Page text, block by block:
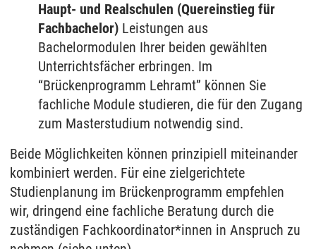
Haupt- und Realschulen (Quereinstieg für
Fachbachelor) Leistungen aus
Bachelormodulen Ihrer beiden gewählten
Unterrichtsfächer erbringen. Im
“Brückenprogramm Lehramt” können Sie
fachliche Module studieren, die für den Zugang
zum Masterstudium notwendig sind.
Beide Möglichkeiten können prinzipiell miteinander
kombiniert werden. Für eine zielgerichtete
Studienplanung im Brückenprogramm empfehlen
wir, dringend eine fachliche Beratung durch die
zuständigen Fachkoordinator*innen in Anspruch zu